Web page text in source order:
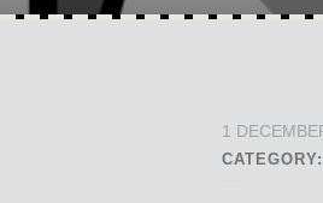
1
CATEGORY: